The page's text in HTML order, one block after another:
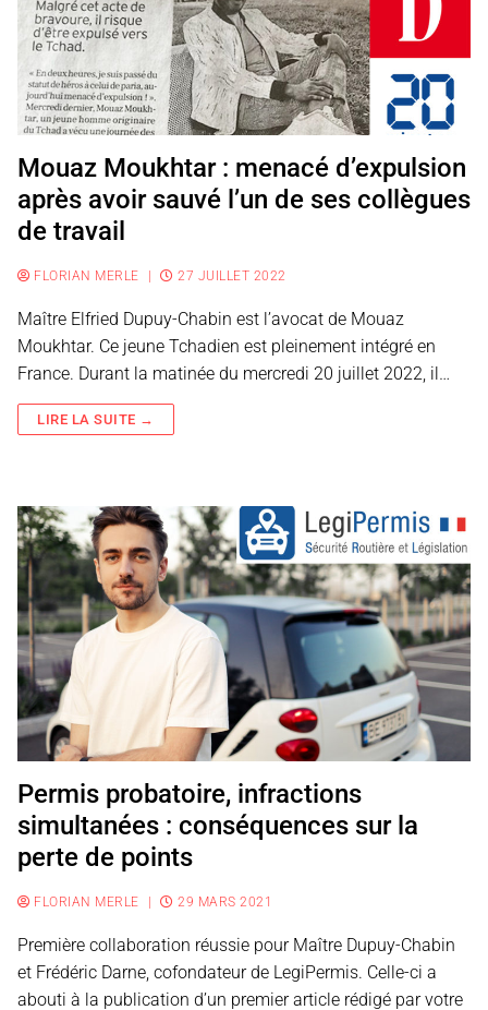
Mouaz Moukhtar : menacé d’expulsion
après avoir sauvé l’un de ses collègues
de travail
FLORIAN MERLE | 27 JUILLET 2022
Maître Elfried Dupuy-Chabin est l’avocat de Mouaz
Moukhtar. Ce jeune Tchadien est pleinement intégré en
France. Durant la matinée du mercredi 20 juillet 2022, il…
LIRE LA SUITE →
Permis probatoire, infractions
simultanées : conséquences sur la
perte de points
FLORIAN MERLE | 29 MARS 2021
Première collaboration réussie pour Maître Dupuy-Chabin
et Frédéric Darne, cofondateur de LegiPermis. Celle-ci a
abouti à la publication d’un premier article rédigé par votre